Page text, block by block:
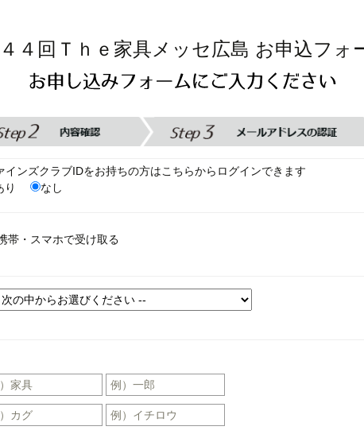
４回Ｔｈｅ家具メッセ広島 お申込フォ
インズクラブIDをお持ちの方はこちらからログインできます
り
なし
帯・スマホで受け取る